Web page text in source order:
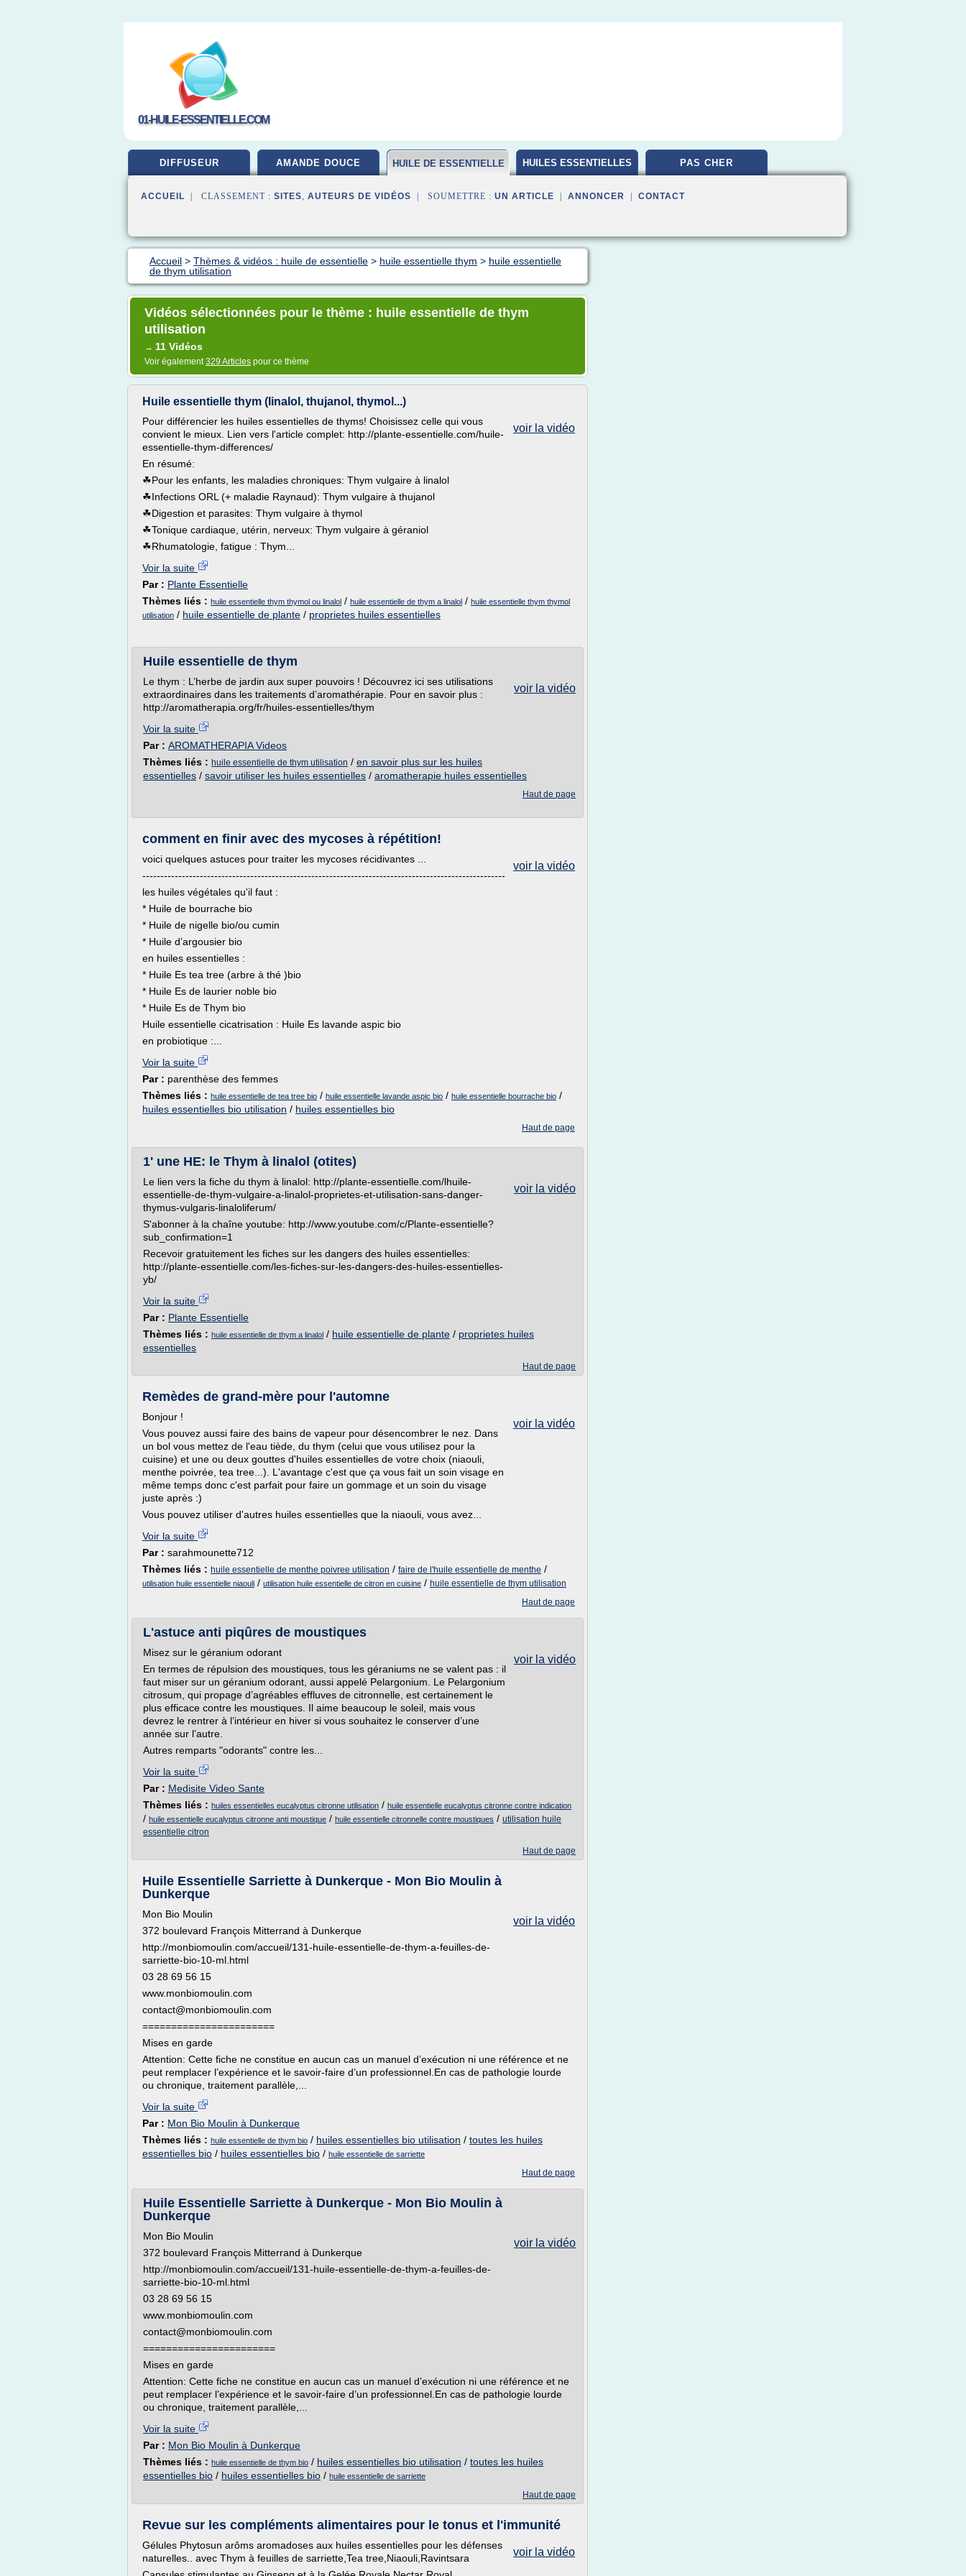
01-HUILE-ESSENTIELLE.COM
DIFFUSEUR AMANDE DOUCE HUILE DE ESSENTIELLE HUILES ESSENTIELLES PAS CHER
ACCUEIL | CLASSEMENT : SITES, AUTEURS DE VIDÉOS | SOUMETTRE : UN ARTICLE ANNONCER CONTACT
Accueil > Thèmes & vidéos : huile de essentielle > huile essentielle thym > huile essentielle
de thym utilisation
Vidéos sélectionnées pour le thème : huile essentielle de thym
utilisation
→ 11 Vidéos
Voir également329 Articles pour ce thème
Huile essentielle thym (linalol, thujanol, thymol...)
voir la vidéo
Pour différencier les huiles essentielles de thyms! Choisissez celle qui vous
convient le mieux. Lien vers l'article complet: http://plante-essentielle.com/huile-
essentielle-thym-differences/
En résumé:
☘Pour les enfants, les maladies chroniques: Thym vulgaire à linalol
☘Infections ORL (+ maladie Raynaud): Thym vulgaire à thujanol
☘Digestion et parasites: Thym vulgaire à thymol
☘Tonique cardiaque, utérin, nerveux: Thym vulgaire à géraniol
☘Rhumatologie, fatigue : Thym...
Voir la suite
Par : Plante Essentielle
Thèmes liés : huile essentielle thym thymol ou linalol / huile essentielle de thym a linalol / huile essentielle thym thymol
utilisation / huile essentielle de plante / proprietes huiles essentielles
Huile essentielle de thym
voir la vidéo
Le thym : L’herbe de jardin aux super pouvoirs ! Découvrez ici ses utilisations
extraordinaires dans les traitements d’aromathérapie. Pour en savoir plus :
http://aromatherapia.org/fr/huiles-essentielles/thym
Voir la suite
Par : AROMATHERAPIA Videos
Thèmes liés : huile essentielle de thym utilisation / en savoir plus sur les huiles
essentielles / savoir utiliser les huiles essentielles / aromatherapie huiles essentielles
Haut de page
comment en finir avec des mycoses à répétition!
voir la vidéo
voici quelques astuces pour traiter les mycoses récidivantes ...
-----------------------------------------------------------------------------------------------------
les huiles végétales qu'il faut :
* Huile de bourrache bio
* Huile de nigelle bio/ou cumin
* Huile d’argousier bio
en huiles essentielles :
* Huile Es tea tree (arbre à thé )bio
* Huile Es de laurier noble bio
* Huile Es de Thym bio
Huile essentielle cicatrisation : Huile Es lavande aspic bio
en probiotique :...
Voir la suite
Par : parenthèse des femmes
Thèmes liés : huile essentielle de tea tree bio / huile essentielle lavande aspic bio / huile essentielle bourrache bio /
huiles essentielles bio utilisation / huiles essentielles bio
Haut de page
1' une HE: le Thym à linalol (otites)
voir la vidéo
Le lien vers la fiche du thym à linalol: http://plante-essentielle.com/lhuile-
essentielle-de-thym-vulgaire-a-linalol-proprietes-et-utilisation-sans-danger-
thymus-vulgaris-linaloliferum/
S'abonner à la chaîne youtube: http://www.youtube.com/c/Plante-essentielle?
sub_confirmation=1
Recevoir gratuitement les fiches sur les dangers des huiles essentielles:
http://plante-essentielle.com/les-fiches-sur-les-dangers-des-huiles-essentielles-
yb/
Voir la suite
Par : Plante Essentielle
Thèmes liés : huile essentielle de thym a linalol / huile essentielle de plante / proprietes huiles
essentielles
Haut de page
Remèdes de grand-mère pour l'automne
voir la vidéo
Bonjour !
Vous pouvez aussi faire des bains de vapeur pour désencombrer le nez. Dans
un bol vous mettez de l'eau tiède, du thym (celui que vous utilisez pour la
cuisine) et une ou deux gouttes d'huiles essentielles de votre choix (niaouli,
menthe poivrée, tea tree...). L'avantage c'est que ça vous fait un soin visage en
même temps donc c'est parfait pour faire un gommage et un soin du visage
juste après :)
Vous pouvez utiliser d'autres huiles essentielles que la niaouli, vous avez...
Voir la suite
Par : sarahmounette712
Thèmes liés : huile essentielle de menthe poivree utilisation / faire de l'huile essentielle de menthe /
utilisation huile essentielle niaouli / utilisation huile essentielle de citron en cuisine / huile essentielle de thym utilisation
Haut de page
L'astuce anti piqûres de moustiques
voir la vidéo
Misez sur le géranium odorant
En termes de répulsion des moustiques, tous les géraniums ne se valent pas : il
faut miser sur un géranium odorant, aussi appelé Pelargonium. Le Pelargonium
citrosum, qui propage d’agréables effluves de citronnelle, est certainement le
plus efficace contre les moustiques. Il aime beaucoup le soleil, mais vous
devrez le rentrer à l’intérieur en hiver si vous souhaitez le conserver d’une
année sur l’autre.
Autres remparts "odorants" contre les...
Voir la suite
Par : Medisite Video Sante
Thèmes liés : huiles essentielles eucalyptus citronne utilisation / huile essentielle eucalyptus citronne contre indication
/ huile essentielle eucalyptus citronne anti moustique / huile essentielle citronnelle contre moustiques / utilisation huile
essentielle citron
Haut de page
Huile Essentielle Sarriette à Dunkerque - Mon Bio Moulin à
Dunkerque
voir la vidéo
Mon Bio Moulin
372 boulevard François Mitterrand à Dunkerque
http://monbiomoulin.com/accueil/131-huile-essentielle-de-thym-a-feuilles-de-
sarriette-bio-10-ml.html
03 28 69 56 15
www.monbiomoulin.com
contact@monbiomoulin.com
=======================
Mises en garde
Attention: Cette fiche ne constitue en aucun cas un manuel d’exécution ni une référence et ne
peut remplacer l’expérience et le savoir-faire d’un professionnel.En cas de pathologie lourde
ou chronique, traitement parallèle,...
Voir la suite
Par : Mon Bio Moulin à Dunkerque
Thèmes liés : huile essentielle de thym bio / huiles essentielles bio utilisation / toutes les huiles
essentielles bio / huiles essentielles bio / huile essentielle de sarriette
Haut de page
Huile Essentielle Sarriette à Dunkerque - Mon Bio Moulin à
Dunkerque
voir la vidéo
Mon Bio Moulin
372 boulevard François Mitterrand à Dunkerque
http://monbiomoulin.com/accueil/131-huile-essentielle-de-thym-a-feuilles-de-
sarriette-bio-10-ml.html
03 28 69 56 15
www.monbiomoulin.com
contact@monbiomoulin.com
=======================
Mises en garde
Attention: Cette fiche ne constitue en aucun cas un manuel d’exécution ni une référence et ne
peut remplacer l’expérience et le savoir-faire d’un professionnel.En cas de pathologie lourde
ou chronique, traitement parallèle,...
Voir la suite
Par : Mon Bio Moulin à Dunkerque
Thèmes liés : huile essentielle de thym bio / huiles essentielles bio utilisation / toutes les huiles
essentielles bio / huiles essentielles bio / huile essentielle de sarriette
Haut de page
Revue sur les compléments alimentaires pour le tonus et l'immunité
voir la vidéo
Gélules Phytosun arôms aromadoses aux huiles essentielles pour les défenses
naturelles.. avec Thym à feuilles de sarriette,Tea tree,Niaouli,Ravintsara